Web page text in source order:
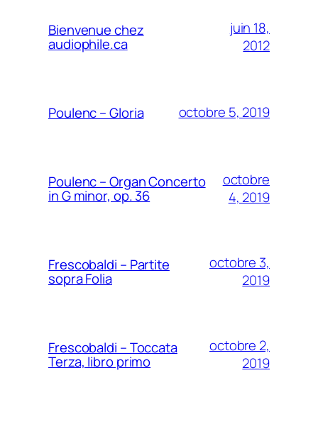
Bienvenue chez
audiophile.ca
juin 18,
2012
Poulenc – Gloria octobre 5, 2019
Poulenc – Organ Concerto
in G minor, op. 36
octobre
4, 2019
Frescobaldi – Partite
sopra Folia
octobre 3,
2019
Frescobaldi – Toccata
Terza, libro primo
octobre 2,
2019